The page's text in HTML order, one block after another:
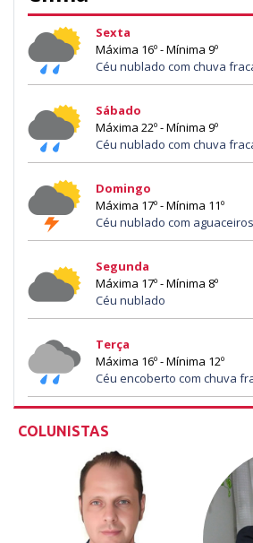
Sexta
Máxima 16º - Mínima 9º
Céu nublado com chuva
Sábado
Máxima 22º - Mínima 9º
Céu nublado com chuva
Domingo
Máxima 17º - Mínima 11º
Céu nublado com
Segunda
Máxima 17º - Mínima 8º
Céu nublado
Terça
Máxima 16º - Mínima 12º
Céu encoberto com chuva
COLUNISTAS